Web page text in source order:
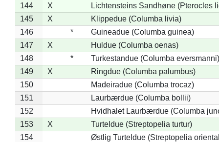
144
X
Lichtensteins Sandhøne (Pterocles
145
X
Klippedue (Columba livia)
146
*
Guineadue (Columba guinea)
147
X
Huldue (Columba oenas)
148
*
Turkestandue (Columba eversmanni)
149
X
Ringdue (Columba palumbus)
150
Madeiradue (Columba trocaz)
151
Laurbærdue (Columba bollii)
152
Hvidhalet Laurbærdue (Columba
153
X
Turteldue (Streptopelia turtur)
154
Østlig Turteldue (Streptopelia